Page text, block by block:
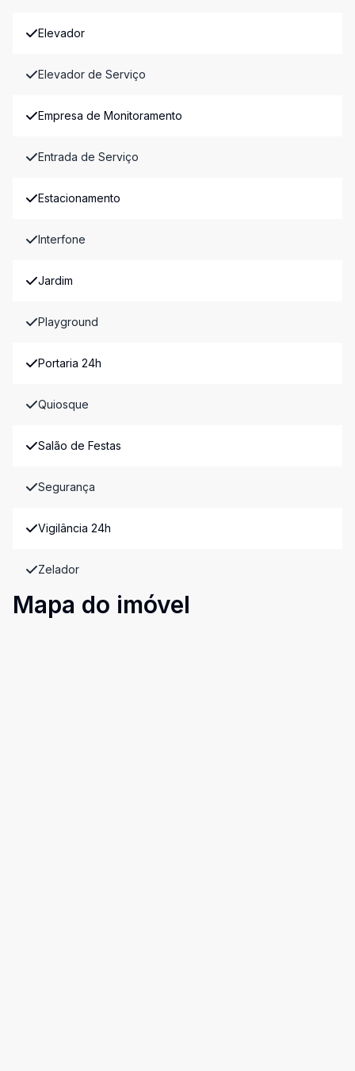
Elevador
Elevador de Serviço
Empresa de Monitoramento
Entrada de Serviço
Estacionamento
Interfone
Jardim
Playground
Portaria 24h
Quiosque
Salão de Festas
Segurança
Vigilância 24h
Zelador
Mapa do imóvel